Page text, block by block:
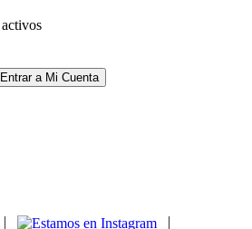
Entrar a Mi Cuenta